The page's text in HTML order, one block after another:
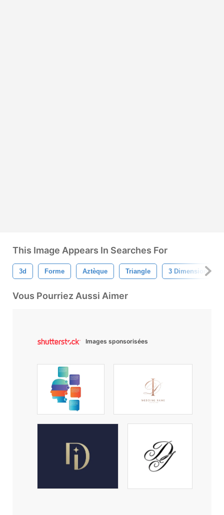
This Image Appears In Searches For
3d Forme Aztèque Triangle 3 Dimensions
Vous Pourriez Aussi Aimer
Images sponsorisées